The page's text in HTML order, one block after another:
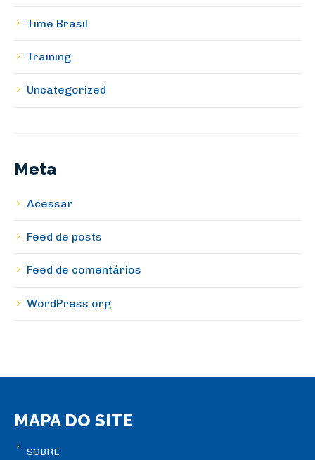
Time Brasil
Training
Uncategorized
Meta
Acessar
Feed de posts
Feed de comentários
WordPress.org
MAPA DO SITE
SOBRE